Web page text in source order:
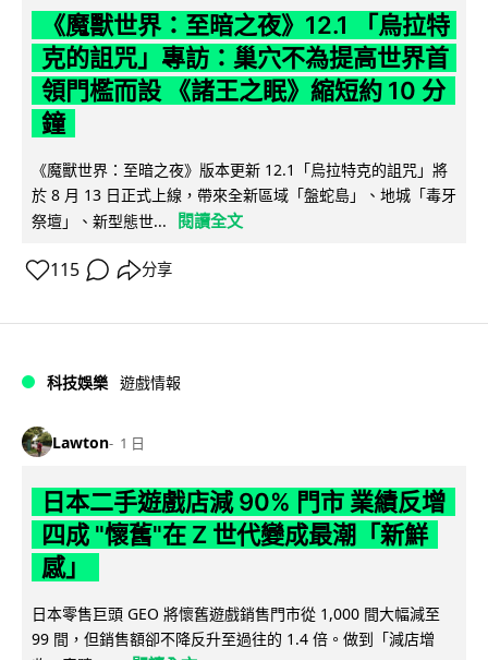
《魔獸世界：至暗之夜》12.1 「烏拉特
克的詛咒」專訪：巢穴不為提高世界首
領門檻而設 《諸王之眠》縮短約 10 分
鐘
《魔獸世界：至暗之夜》版本更新 12.1「烏拉特克的詛咒」將
於 8 月 13 日正式上線，帶來全新區域「盤蛇島」、地城「毒牙
祭壇」、新型態世...
閱讀全文
115 分享
科技娛樂 遊戲情報
Lawton 1 日
日本二手遊戲店減 90% 門市 業績反增
四成 "懷舊"在 Z 世代變成最潮「新鮮
感」
日本零售巨頭 GEO 將懷舊遊戲銷售門市從 1,000 間大幅減至
99 間，但銷售額卻不降反升至過往的 1.4 倍。做到「減店增